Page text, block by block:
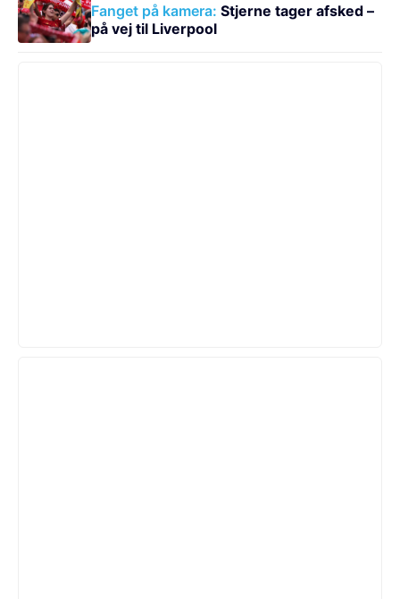
Fanget på kamera: Stjerne tager afsked –
på vej til Liverpool